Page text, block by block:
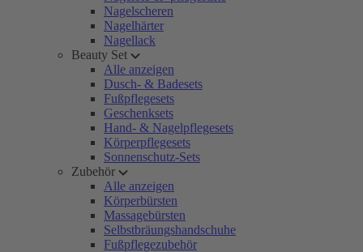
Nagelscheren
Nagelhärter
Nagellack
Beauty Set
Alle anzeigen
Dusch- & Badesets
Fußpflegesets
Geschenksets
Hand- & Nagelpflegesets
Körperpflegesets
Sonnenschutz-Sets
Zubehör
Alle anzeigen
Körperbürsten
Massagebürsten
Selbstbräungshandschuhe
Fußpflegezubehör